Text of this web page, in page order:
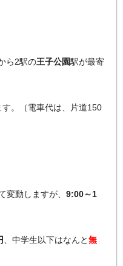
ら2駅の王子公園駅が最寄
。（電車代は、片道150
変動しますが、 9:00～1
、中学生以下はなんと無